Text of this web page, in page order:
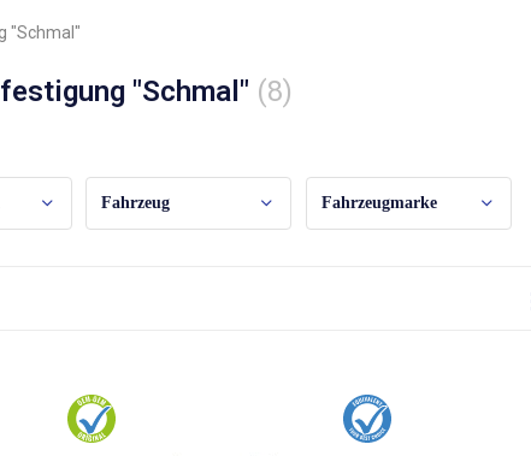
"Schmal"
"Schmal" (8)
Fahrzeug Fahrzeugmarke